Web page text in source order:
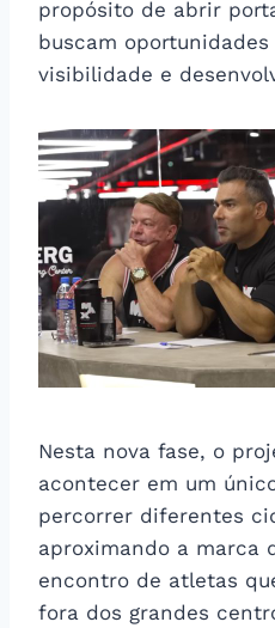
propósito de abrir
buscam
visibilidade e
Nesta nova fase, o
acontecer em um
percorrer diferentes
aproximando a marca
encontro de atletas
fora dos grandes